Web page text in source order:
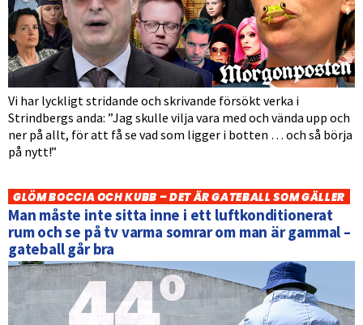
Vi har lyckligt stridande och skrivande försökt verka i
Strindbergs anda: ”Jag skulle vilja vara med och vända upp och
ner på allt, för att få se vad som ligger i botten … och så börja
på nytt!”
GLÖM BOCCIA OCH KUBB – DET ÄR GATEBALL SOM GÄLLER
Man måste inte sitta inne i ett luftkonditionerat
rum och se på tv varma somrar om man är gammal –
gateball går bra